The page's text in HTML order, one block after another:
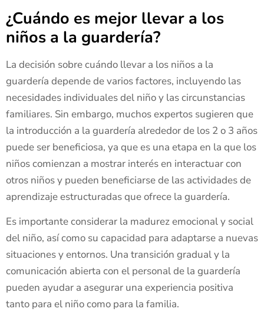
¿Cuándo es mejor llevar a los
niños a la guardería?
La decisión sobre cuándo llevar a los niños a la
guardería depende de varios factores, incluyendo las
necesidades individuales del niño y las circunstancias
familiares. Sin embargo, muchos expertos sugieren que
la introducción a la guardería alrededor de los 2 o 3 años
puede ser beneficiosa, ya que es una etapa en la que los
niños comienzan a mostrar interés en interactuar con
otros niños y pueden beneficiarse de las actividades de
aprendizaje estructuradas que ofrece la guardería.
Es importante considerar la madurez emocional y social
del niño, así como su capacidad para adaptarse a nuevas
situaciones y entornos. Una transición gradual y la
comunicación abierta con el personal de la guardería
pueden ayudar a asegurar una experiencia positiva
tanto para el niño como para la familia.